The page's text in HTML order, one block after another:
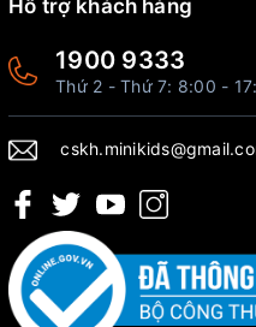
Hỗ trợ khách hàng
1900 9333
Thứ 2 - Thứ 7: 8:00 -